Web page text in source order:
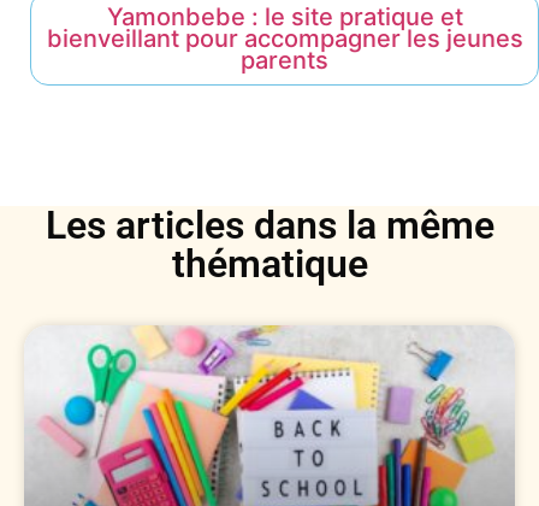
Yamonbebe : le site pratique et
bienveillant pour accompagner les jeunes
parents
Les articles dans la même
thématique